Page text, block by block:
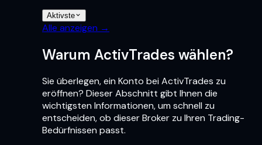
Aktivste
Alle anzeigen →
Warum ActivTrades wählen?
Sie überlegen, ein Konto bei ActivTrades zu
eröffnen? Dieser Abschnitt gibt Ihnen die
wichtigsten Informationen, um schnell zu
entscheiden, ob dieser Broker zu Ihren Trading-
Bedürfnissen passt.